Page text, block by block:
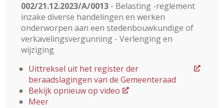
002/21.12.2023/A/0013 - Belasting -reglement
inzake diverse handelingen en werken
onderworpen aan een stedenbouwkundige of
verkavelingsvergunning - Verlenging en
wijziging
Uittreksel uit het register der
beraadslagingen van de Gemeenteraad
Bekijk opnieuw op video
Meer